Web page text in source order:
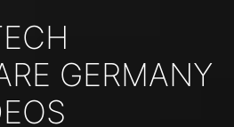
GERMANY